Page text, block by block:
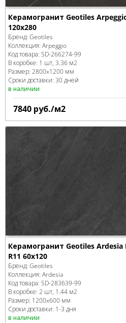
Керамогранит Geotiles
120x280
Бренд: Geotiles
Коллекция: Arpeggio
Код товара: SD-266274-99
В коробке: 1 шт, 3.36 м2
Размер: 2800x1200 мм
Сроки доставки: 30 дней
в наличии
7840 руб./м2
Керамогранит Geotiles Ardesia
R11 60x120
Бренд: Geotiles
Коллекция: Ardesia
Код товара: SD-283639-99
В коробке: 2 шт, 1.44 м2
Размер: 1200x600 мм
Сроки доставки: 1-3 дня
в наличии